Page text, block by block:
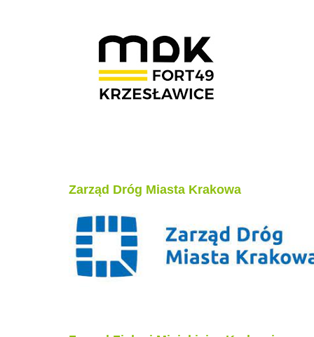
Zarząd Dróg Miasta Krakowa